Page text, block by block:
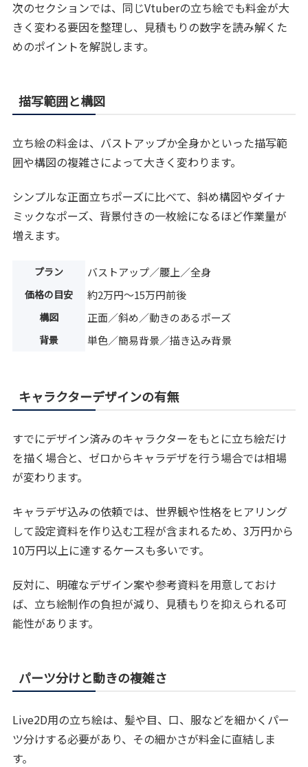
次のセクションでは、同じVtuberの立ち絵でも料金が大
きく変わる要因を整理し、見積もりの数字を読み解くた
めのポイントを解説します。
描写範囲と構図
立ち絵の料金は、バストアップか全身かといった描写範
囲や構図の複雑さによって大きく変わります。
シンプルな正面立ちポーズに比べて、斜め構図やダイナ
ミックなポーズ、背景付きの一枚絵になるほど作業量が
増えます。
プラン バストアップ／腰上／全身
価格の目安 約2万円〜15万円前後
構図 正面／斜め／動きのあるポーズ
背景 単色／簡易背景／描き込み背景
キャラクターデザインの有無
すでにデザイン済みのキャラクターをもとに立ち絵だけ
を描く場合と、ゼロからキャラデザを行う場合では相場
が変わります。
キャラデザ込みの依頼では、世界観や性格をヒアリング
して設定資料を作り込む工程が含まれるため、3万円から
10万円以上に達するケースも多いです。
反対に、明確なデザイン案や参考資料を用意しておけ
ば、立ち絵制作の負担が減り、見積もりを抑えられる可
能性があります。
パーツ分けと動きの複雑さ
Live2D用の立ち絵は、髪や目、口、服などを細かくパー
ツ分けする必要があり、その細かさが料金に直結しま
す。